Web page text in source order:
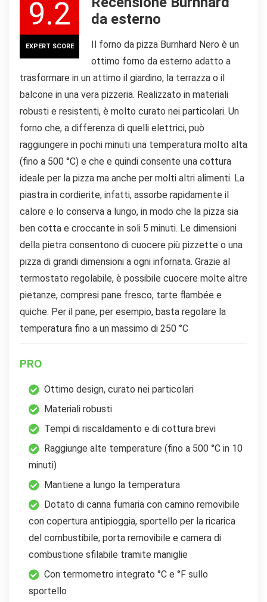
9.2
EXPERT SCORE
da esterno
Il forno da pizza Burnhard Nero è un
ottimo forno da esterno adatto a
trasformare in un attimo il giardino, la terrazza o il
balcone in una vera pizzeria. Realizzato in materiali
robusti e resistenti, è molto curato nei particolari. Un
forno che, a differenza di quelli elettrici, può
raggiungere in pochi minuti una temperatura molto alta
(fino a 500 °C) e che e quindi consente una cottura
ideale per la pizza ma anche per molti altri alimenti. La
piastra in cordierite, infatti, assorbe rapidamente il
calore e lo conserva a lungo, in modo che la pizza sia
ben cotta e croccante in soli 5 minuti. Le dimensioni
della pietra consentono di cuocere più pizzette o una
pizza di grandi dimensioni a ogni infornata. Grazie al
termostato regolabile, è possibile cuocere molte altre
pietanze, compresi pane fresco, tarte flambée e
quiche. Per il pane, per esempio, basta regolare la
temperatura fino a un massimo di 250 °C
PRO
Ottimo design, curato nei particolari
Materiali robusti
Tempi di riscaldamento e di cottura brevi
Raggiunge alte temperature (fino a 500 °C in 10
minuti)
Mantiene a lungo la temperatura
Dotato di canna fumaria con camino removibile
con copertura antipioggia, sportello per la ricarica
del combustibile, porta removibile e camera di
combustione sfilabile tramite maniglie
Con termometro integrato °C e °F sullo
sportello